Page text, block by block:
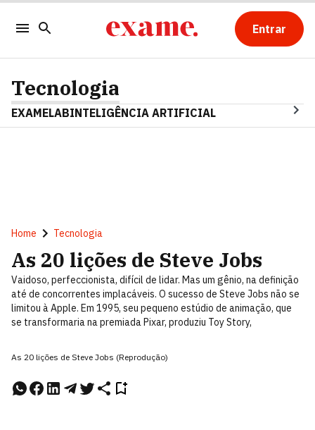
Entrar
Tecnologia
EXAMELABINTELIGÊNCIA ARTIFICIAL
Home Tecnologia
As 20 lições de Steve Jobs
Vaidoso, perfeccionista, difícil de lidar. Mas um gênio, na definição
até de concorrentes implacáveis. O sucesso de Steve Jobs não se
limitou à Apple. Em 1995, seu pequeno estúdio de animação, que
se transformaria na premiada Pixar, produziu Toy Story,
As 20 lições de Steve Jobs (Reprodução)